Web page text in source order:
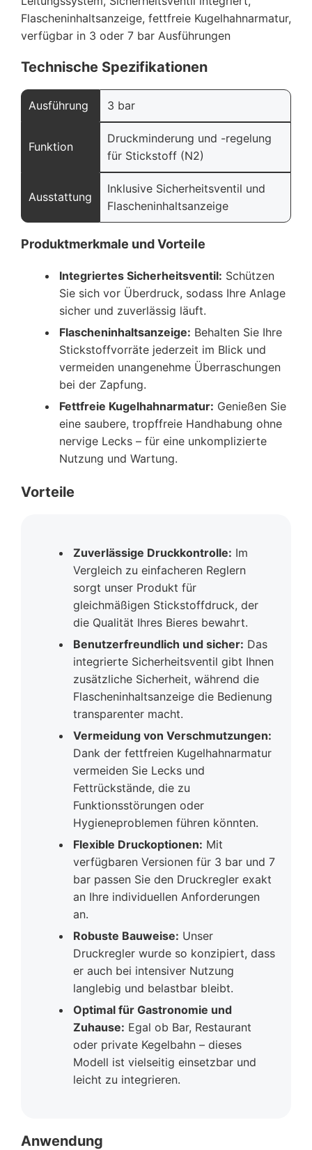
Flascheninhaltsanzeige, fettfreie Kugelhahnarmatur,
verfügbar in 3 oder 7 bar Ausführungen
Technische Spezifikationen
Ausführung 3 bar
Funktion
Druckminderung und -regelung
für Stickstoff (N2)
Ausstattung
Inklusive Sicherheitsventil und
Flascheninhaltsanzeige
Produktmerkmale und Vorteile
Integriertes Sicherheitsventil: Schützen
Sie sich vor Überdruck, sodass Ihre Anlage
sicher und zuverlässig läuft.
Flascheninhaltsanzeige: Behalten Sie Ihre
Stickstoffvorräte jederzeit im Blick und
vermeiden unangenehme Überraschungen
bei der Zapfung.
Fettfreie Kugelhahnarmatur: Genießen Sie
eine saubere, tropffreie Handhabung ohne
nervige Lecks – für eine unkomplizierte
Nutzung und Wartung.
Vorteile
Zuverlässige Druckkontrolle: Im
Vergleich zu einfacheren Reglern
sorgt unser Produkt für
gleichmäßigen Stickstoffdruck, der
die Qualität Ihres Bieres bewahrt.
Benutzerfreundlich und sicher: Das
integrierte Sicherheitsventil gibt Ihnen
zusätzliche Sicherheit, während die
Flascheninhaltsanzeige die Bedienung
transparenter macht.
Vermeidung von Verschmutzungen:
Dank der fettfreien Kugelhahnarmatur
vermeiden Sie Lecks und
Fettrückstände, die zu
Funktionsstörungen oder
Hygieneproblemen führen könnten.
Flexible Druckoptionen: Mit
verfügbaren Versionen für 3 bar und 7
bar passen Sie den Druckregler exakt
an Ihre individuellen Anforderungen
an.
Robuste Bauweise: Unser
Druckregler wurde so konzipiert, dass
er auch bei intensiver Nutzung
langlebig und belastbar bleibt.
Optimal für Gastronomie und
Zuhause: Egal ob Bar, Restaurant
oder private Kegelbahn – dieses
Modell ist vielseitig einsetzbar und
leicht zu integrieren.
Anwendung